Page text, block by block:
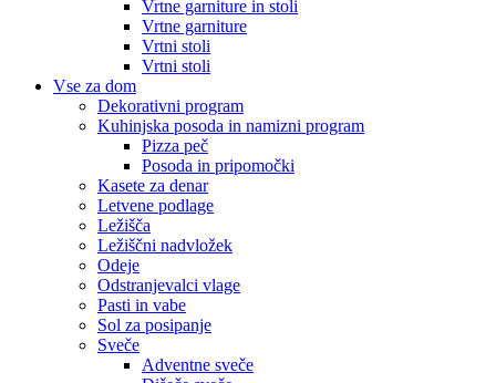
Vrtne garniture in stoli
Vrtne garniture
Vrtni stoli
Vrtni stoli
Vse za dom
Dekorativni program
Kuhinjska posoda in namizni program
Pizza peč
Posoda in pripomočki
Kasete za denar
Letvene podlage
Ležišča
Ležiščni nadvložek
Odeje
Odstranjevalci vlage
Pasti in vabe
Sol za posipanje
Sveče
Adventne sveče